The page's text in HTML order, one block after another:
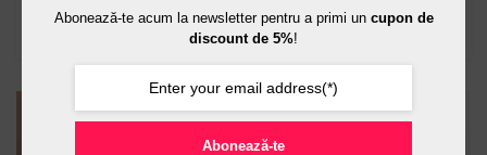
CONTINUE READING
08
Abonează-te acum la newsletter pentru a primi un cupon de
discount de 5%!
Abonează-te